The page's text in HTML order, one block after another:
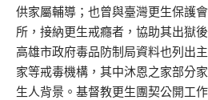
供家屬輔導；也曾與臺灣更生保護
所，接納更生戒癮者，協助其出獄
高雄市政府毒品防制局資料也列出
家等戒毒機構，其中沐恩之家部分
生人背景。基督教更生團契公開工